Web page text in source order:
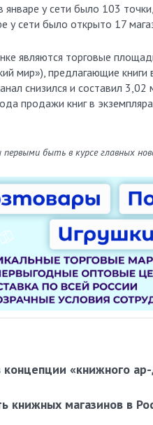
у сети было 103
у сети было открыто 17
являются торговые
мир»), предлагающие книги
снизился и составил 3,02
продажи книг в
быть в курсе главных
«книжного
магазинов в